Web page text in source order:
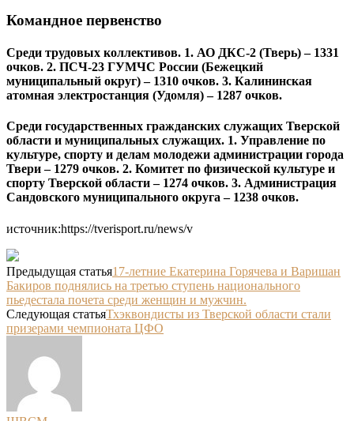
Командное первенство
Среди трудовых коллективов. 1. АО ДКС-2 (Тверь) – 1331
очков. 2. ПСЧ-23 ГУМЧС России (Бежецкий
муниципальный округ) – 1310 очков. 3. Калининская
атомная электростанция (Удомля) – 1287 очков.
Среди государственных гражданских служащих Тверской
области и муниципальных служащих. 1. Управление по
культуре, спорту и делам молодежи администрации города
Твери – 1279 очков. 2. Комитет по физической культуре и
спорту Тверской области – 1274 очков. 3. Администрация
Сандовского муниципального округа – 1238 очков.
источник:https://tverisport.ru/news/v
Предыдущая статья17-летние Екатерина Горячева и Варишан
Бакиров поднялись на третью ступень национального
пьедестала почета среди женщин и мужчин.
Следующая статьяТхэквондисты из Тверской области стали
призерами чемпионата ЦФО